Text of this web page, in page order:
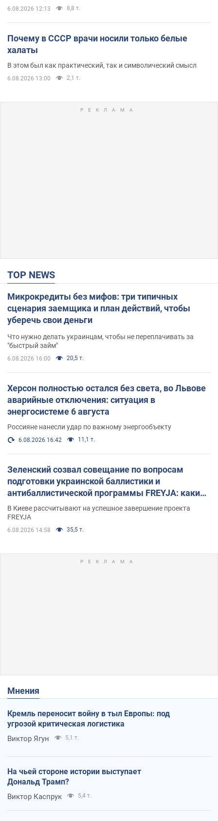
6.08.2026 12:13 8,8 т.
Почему в СССР врачи носили только белые
халаты
В этом был как практический, так и символический смысл
6.08.2026 13:00 2,1 т.
TOP NEWS
Микрокредиты без мифов: три типичных
сценария заемщика и план действий, чтобы
уберечь свои деньги
Что нужно делать украинцам, чтобы не переплачивать за
"быстрый займ"
6.08.2026 16:00 20,5 т.
Херсон полностью остался без света, во Львове
аварийные отключения: ситуация в
энергосистеме 6 августа
Россияне нанесли удар по важному энергообъекту
6.08.2026 16:42 11,1 т.
Зеленский созвал совещание по вопросам
подготовки украинской баллистики и
антибаллистической программы FREYJA: какие
решения готовятся
В Киеве рассчитывают на успешное завершение проекта
FREYJA
6.08.2026 14:58 35,5 т.
Мнения
Кремль переносит войну в тыл Европы: под
угрозой критическая логистика
Виктор Ягун 5,1 т.
На чьей стороне истории выступает
Дональд Трамп?
Виктор Каспрук 5,4 т.